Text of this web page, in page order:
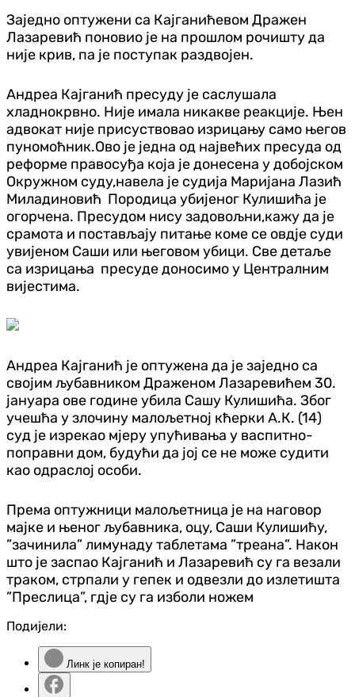
Заједно оптужени са Кајганићевом Дражен
Лазаревић поновио је на прошлом рочишту да
није крив, па је поступак раздвојен.
Андреа Кајганић пресуду је саслушала
хладнокрвно. Није имала никакве реакције. Њен
адвокат није присуствовао изрицању само његов
пуномоћник.Ово је једна од највећих пресуда од
реформе правосуђа која је донесена у добојском
Окружном суду,навела је судија Маријана Лазић
Миладиновић Породица убијеног Кулишића је
огорчена. Пресудом нису задовољни,кажу да је
срамота и постављају питање коме се овдје суди
увијеном Саши или његовом убици. Све детаље
са изрицања пресуде доносимо у Централним
вијестима.
Андреа Кајганић је оптужена да је заједно са
својим љубавником Драженом Лазаревићем 30.
јануара ове године убила Сашу Кулишића. Због
учешћа у злочину малољетној кћерки А.К. (14)
суд је изрекао мјеру упућивања у васпитно-
поправни дом, будући да јој се не може судити
као одраслој особи.
Према оптужници малољетница је на наговор
мајке и њеног љубавника, оцу, Саши Кулишићу,
”зачинила” лимунаду таблетама ”треана”. Након
што је заспао Кајганић и Лазаревић су га везали
траком, стрпали у гепек и одвезли до излетишта
”Преслица”, гд‌је су га изболи ножем
Подијели:
Линк је копиран!